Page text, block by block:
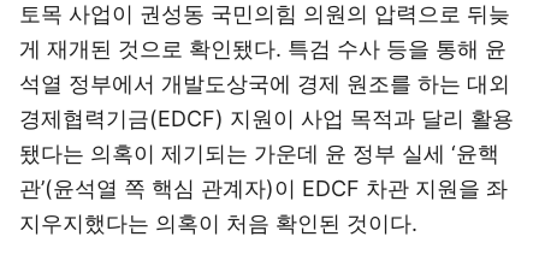
토목 사업이 권성동 국민의힘 의원의 압력으로 뒤늦
게 재개된 것으로 확인됐다. 특검 수사 등을 통해 윤
석열 정부에서 개발도상국에 경제 원조를 하는 대외
경제협력기금(EDCF) 지원이 사업 목적과 달리 활용
됐다는 의혹이 제기되는 가운데 윤 정부 실세 ‘윤핵
관’(윤석열 쪽 핵심 관계자)이 EDCF 차관 지원을 좌
지우지했다는 의혹이 처음 확인된 것이다.